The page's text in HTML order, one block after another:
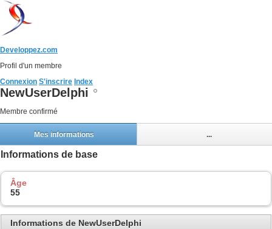
Developpez.com
Profil d'un membre
Connexion S'inscrire Index
NewUserDelphi
Membre confirmé
Mes informations ...
Informations de base
Âge
55
Informations de NewUserDelphi